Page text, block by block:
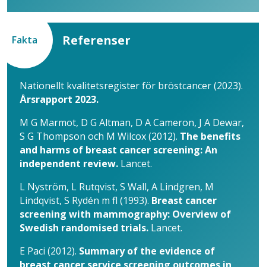
Fakta Referenser
Nationellt kvalitetsregister för bröstcancer (2023).
Årsrapport 2023.
M G Marmot, D G Altman, D A Cameron, J A Dewar,
S G Thompson och M Wilcox (2012). The benefits
and harms of breast cancer screening: An
independent review. Lancet.
L Nyström, L Rutqvist, S Wall, A Lindgren, M
Lindqvist, S Rydén m fl (1993). Breast cancer
screening with mammography: Overview of
Swedish randomised trials. Lancet.
E Paci (2012). Summary of the evidence of